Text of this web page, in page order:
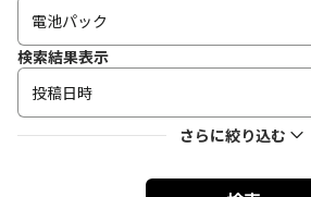
検索結果表示
投稿日時
さらに絞り込む